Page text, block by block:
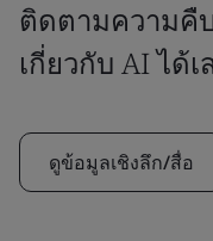
ติดตามความคื
เกี่ยวกับ AI ได้เ
ดูข้อมูลเชิงลึก/สื่อ